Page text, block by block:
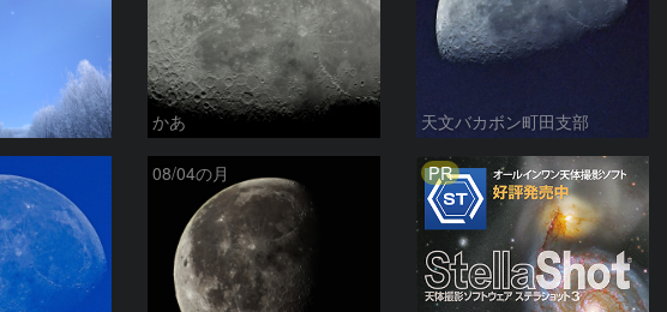
かあ 天文バカボン町田支部
08/04の月 PR